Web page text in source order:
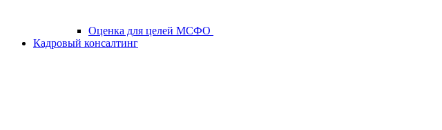
Оценка для целей МСФО
Кадровый консалтинг